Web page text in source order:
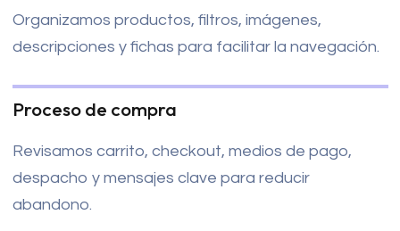
Organizamos productos, filtros, imágenes,
descripciones y fichas para facilitar la navegación.
Proceso de compra
Revisamos carrito, checkout, medios de pago,
despacho y mensajes clave para reducir
abandono.